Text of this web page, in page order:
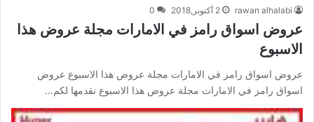
rawan alhalabi 2 أكتوبر,2018 0
عروض اسواق رامز في الامارات مجلة عروض هذا
الاسبوع
عروض اسواق رامز في الامارات مجلة عروض هذا الاسبوع عروض
اسواق رامز في الامارات مجلة عروض هذا الاسبوع نقدمها لكم…